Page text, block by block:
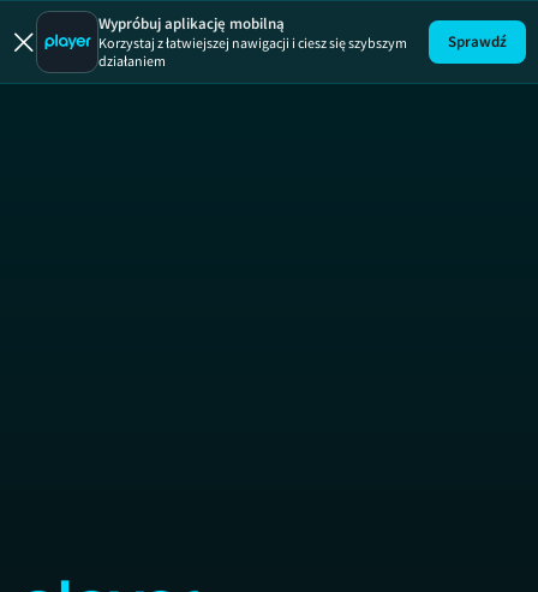
19 + ODCINEK 535
19 +
Wypróbuj aplikację mobilną
Korzystaj z łatwiejszej nawigacji i ciesz się szybszym
działaniem
Sprawdź